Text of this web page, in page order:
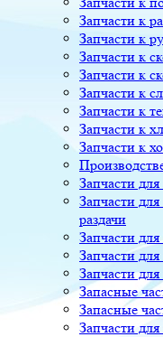
Запчасти к
Запчасти к
Запчасти к
Запчасти к
Запчасти к
Запчасти к
Запчасти к
Запчасти к
Запчасти
Запчасти
раздачи
Запчасти
Запчасти
Запчасти
Запасные
Запасные
Запчасти для